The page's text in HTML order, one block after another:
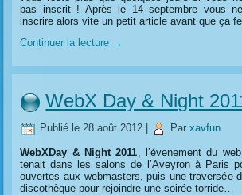
pas inscrit ! Après le 14 septembre vous
inscrire alors vite un petit article avant que ça
Continuer la lecture →
WebX Day & Night
Publié le 28 août 2012 Par xavfun
WebXDay & Night 2011 , l’évenement du
tenait dans les salons de l’Aveyron à Paris
ouvertes aux webmasters, puis une traversée
discothèque pour rejoindre une soirée torride…